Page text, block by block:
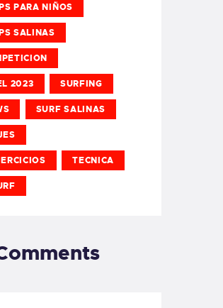
PARA NIÑOS
SALINAS
2023 SURFING
SURF SALINAS
TECNICA